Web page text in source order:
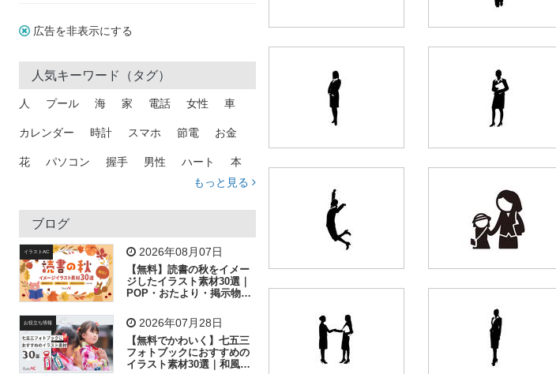
広告を非表示にする
人気キーワード（タグ）
人 プール 海 家 電話 女性 車
カレンダー 時計 スマホ 節電 お金
花 パソコン 握手 男性 ハート 本
トラック 木
吹き出し
飛行機 グラフ ビル 魚 家族 書類
歩く 工場 会社 太陽 キラキラ
子供 作業員 葉 相談 ピクトグラム
もっと見る
ブログ
イラストAC 2026年08月07日
【無料】読書の秋をイメー
ジしたイラスト素材30選｜
POP・おたより・掲示物に
お役立ち情報 2026年07月28日
【無料でかわいく】七五三
フォトブックにおすすめの
イラスト素材30選｜和風の